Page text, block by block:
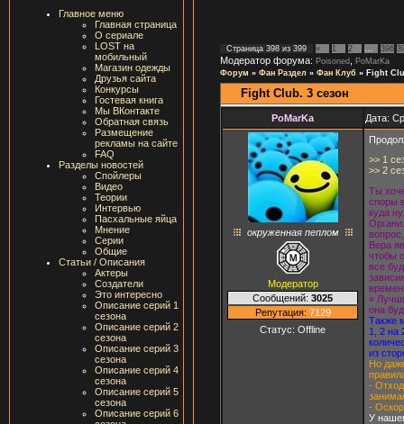
Главное меню
Главная страница
О сериале
LOST на
мобильный
Магазин одежды
Друзья сайта
Конкурсы
Гостевая книга
Мы ВКонтакте
Обратная связь
Размещение
рекламы на сайте
FAQ
Разделы новостей
Спойлеры
Видео
Теории
Интервью
Пасхальные яйца
Мнение
Серии
Общие
Статьи / Описания
Актеры
Создатели
Это интересно
Описание серий 1
сезона
Описание серий 2
сезона
Описание серий 3
сезона
Описание серий 4
сезона
Описание серий 5
сезона
Описание серий 6
Страница 398 из 399 « 1 2 396
Модератор форума: Poisoned
PoMarKa
Форум » Фан Раздел » Фан Клуб » Fight
Fight Club. 3 сезон
PoMarKa Дата:
окруженная пеплом
Модератор
Сообщений: 3025
Репутация: 7129
Статус: Offline
>> 1
>> 2
Ты
споры
куда
Вера
чтобы
все
«
она
Также
1, 2 на
из
Но
-
-
У